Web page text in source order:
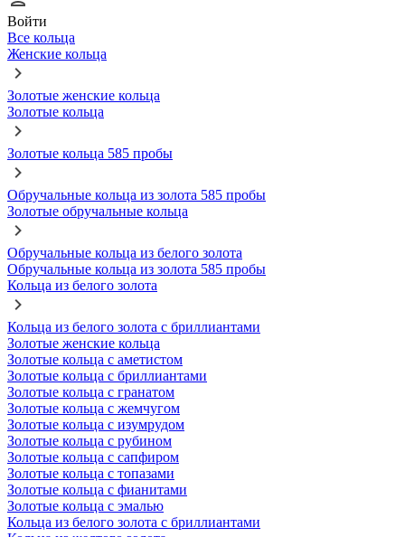
Войти
Все кольца
Женские кольца
Золотые женские кольца
Золотые кольца
Золотые кольца 585 пробы
Обручальные кольца из золота 585 пробы
Золотые обручальные кольца
Обручальные кольца из белого золота
Обручальные кольца из золота 585 пробы
Кольца из белого золота
Кольца из белого золота с бриллиантами
Золотые женские кольца
Золотые кольца с аметистом
Золотые кольца с бриллиантами
Золотые кольца с гранатом
Золотые кольца с жемчугом
Золотые кольца с изумрудом
Золотые кольца с рубином
Золотые кольца с сапфиром
Золотые кольца с топазами
Золотые кольца с фианитами
Золотые кольца с эмалью
Кольца из белого золота с бриллиантами